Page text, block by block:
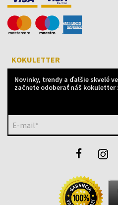
KOKULETTER
Novinky, trendy a ďalšie skvelé
začnete odoberať náš kokuletter
E-mail*